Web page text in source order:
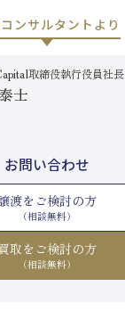
ンサルタントより
取締役執行役員社長
士
お問い合わせ
渡をご検討の方
（相談無料）
買取をご検討の方
（相談無料）